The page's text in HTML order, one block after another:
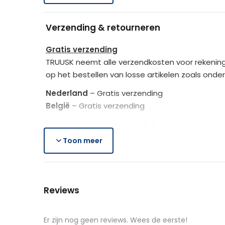
Leveringsomvang
2 x Polyrotan eetkamerstoelen
1 x Instructies
Voeg comfort en stijl toe aan jouw
Draagvermogen
Totale afmetingen
Merk
Verzending & retourneren
Gratis verzending
TRUUSK neemt alle verzendkosten voor
op het bestellen van losse artikelen zoals
Nederland – Gratis verzending
België – Gratis verzending
Lees hier meer..
Gratis retourneren
Je heb na de retourmelding nogmaals 14
de producten controleert TRUUSK het
aangeschafte product terug naar de koper.
Toon meer
Reviews
Er zijn nog geen reviews. Wees de eerste!